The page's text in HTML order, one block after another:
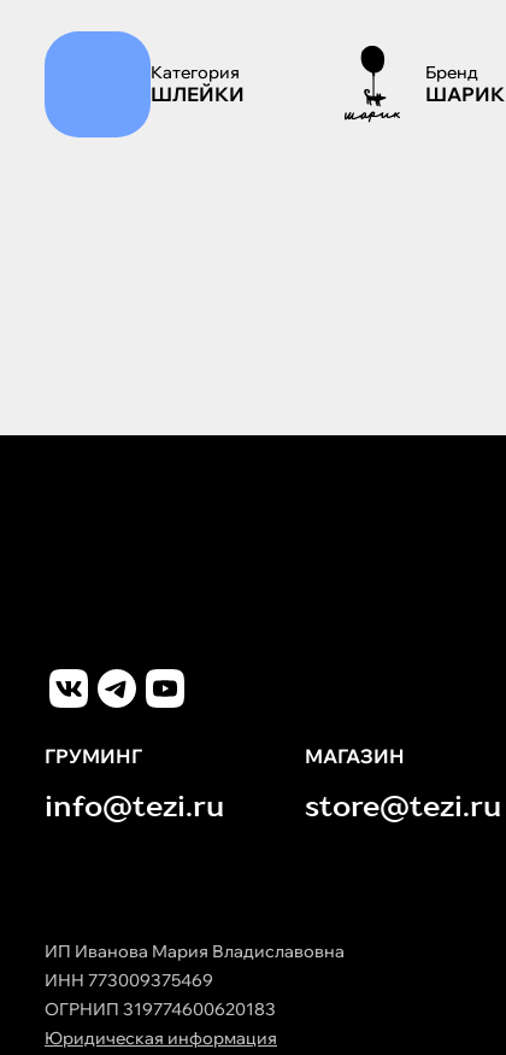
Категория
ШЛЕЙКИ
Бренд
ШАРИК
ГРУМИНГ
info@tezi.ru
МАГАЗИН
store@tezi.ru
ИП Иванова Мария Владиславовна
ИНН 773009375469
ОГРНИП 319774600620183
Юридическая информация